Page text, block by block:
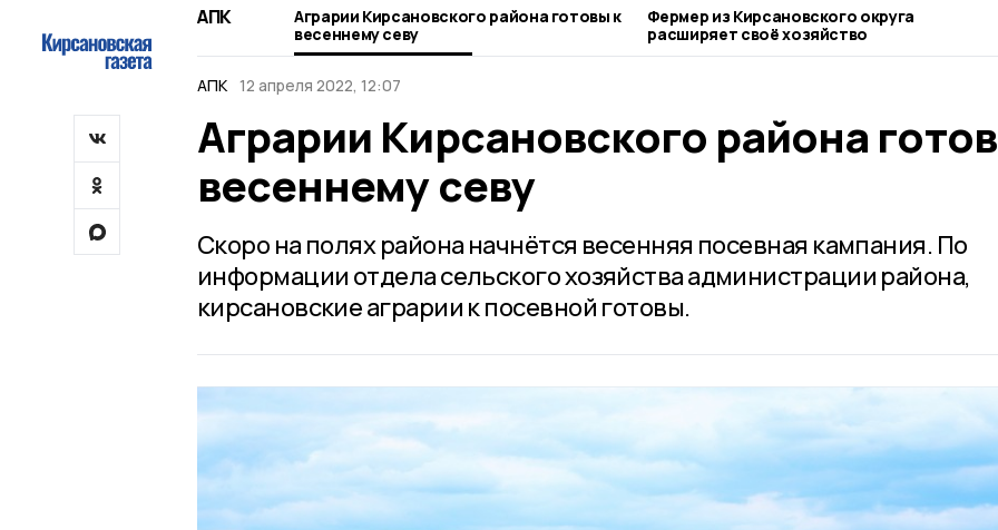
АПК
Аграрии Кирсановского района готовы к
весеннему севу
Фермер из Кирсановского округа
расширяет своё хозяйство
АПК 12 апреля 2022, 12:07
Аграрии Кирсановского района
весеннему севу
Скоро на полях района начнётся весенняя посевная кампания. По
информации отдела сельского хозяйства администрации района,
кирсановские аграрии к посевной готовы.